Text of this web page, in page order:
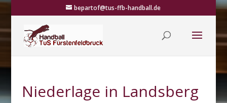
bepartof@tus-ffb-handball.de
Niederlage in Landsberg